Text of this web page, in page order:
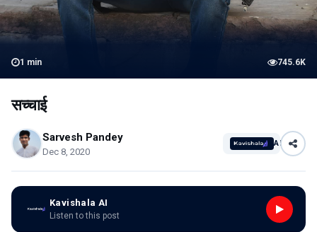
1 min 745.6K
सच्चाई
Sarvesh Pandey
Dec 8, 2020
AI
Kavishala AI
Listen to this post